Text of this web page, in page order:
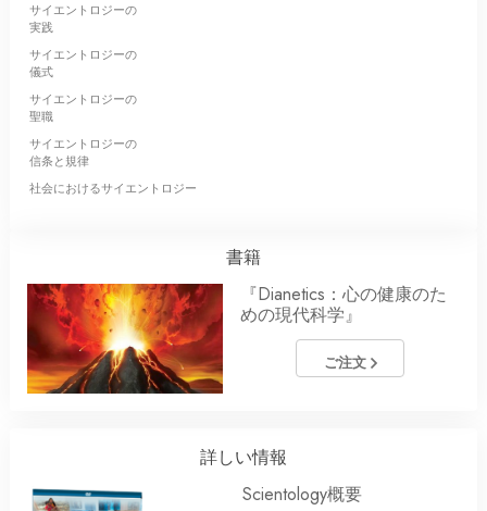
サイエントロジーの
実践
サイエントロジーの
儀式
サイエントロジーの
聖職
サイエントロジーの
信条と規律
社会におけるサイエントロジー
書籍
『Dianetics：心の健康のた
めの現代科学』
ご注文
詳しい情報
Scientology概要